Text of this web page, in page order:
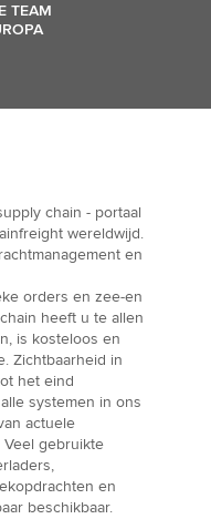
TEAM
chain - portaal
wereldwijd.
en
orders en zee-en
heeft u te allen
is kosteloos en
Zichtbaarheid in
het eind
systemen in ons
actuele
gebruikte
en
beschikbaar.